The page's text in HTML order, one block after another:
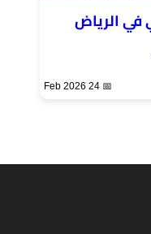
📅 24 Feb 2026